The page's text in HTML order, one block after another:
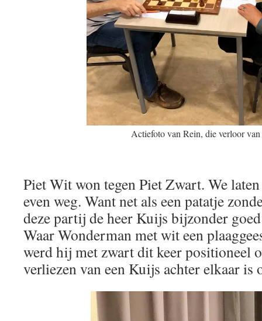
Actiefoto van Rein, die verloor
Piet Wit won tegen Piet Zwart. We
even weg. Want net als een patatje
deze partij de heer Kuijs bijzonder
Waar Wonderman met wit een
werd hij met zwart dit keer positioneel
verliezen van een Kuijs achter elkaar is